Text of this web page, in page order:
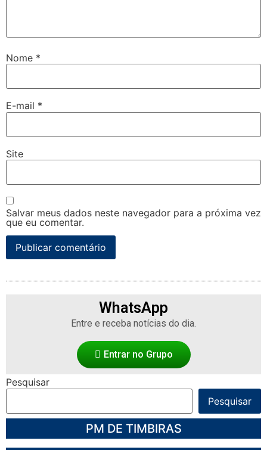
Nome *
E-mail *
Site
Salvar meus dados neste navegador para a próxima vez
que eu comentar.
WhatsApp
Entre e receba notícias do dia.
Entrar no Grupo
Pesquisar
Pesquisar
PM DE TIMBIRAS